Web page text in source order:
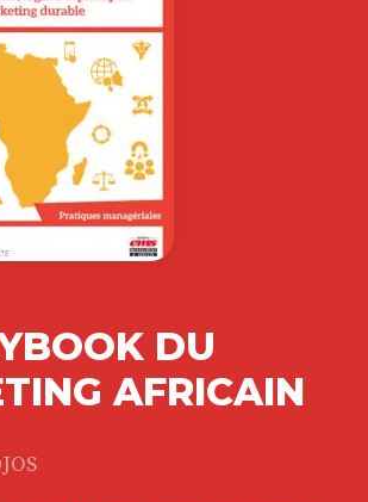
DU
AFRICAIN